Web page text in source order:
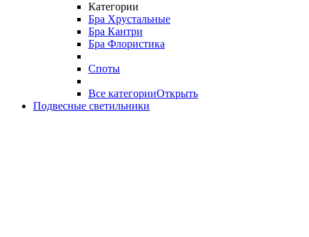
Категории
Бра Хрустальные
Бра Кантри
Бра Флористика
Споты
Все категорииОткрыть
Подвесные светильники